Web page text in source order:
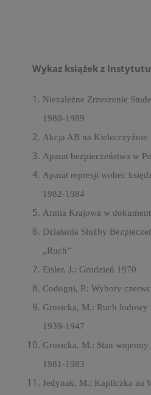
Wykaz książek z
Niezależne Zrzeszenie
1980-1989
Akcja AB na Kielecczyźnie
Aparat bezpieczeństwa w
Aparat represji wobec
1982-1984
Armia Krajowa w
Działania Służby
„Ruch”
Eisler, J.: Grudzień 1970
Codogni, P.: Wybory
Grosicka, M.: Ruch ludowy
1939-1947
Grosicka, M.: Stan
1981-1983
Jedynak, M.: Kapliczka na